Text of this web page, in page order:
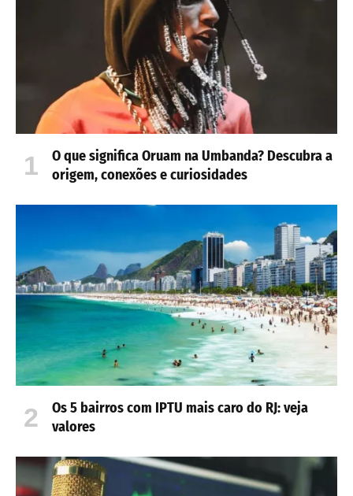
O que significa Oruam na Umbanda? Descubra a
origem, conexões e curiosidades
Os 5 bairros com IPTU mais caro do RJ: veja
valores